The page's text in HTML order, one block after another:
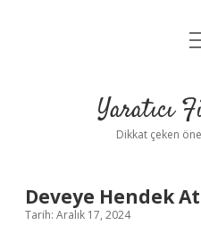
Yasal
Yaratıcı
Dikkat çeken
Deveye Hendek
Tarih: Aralık 17, 2024